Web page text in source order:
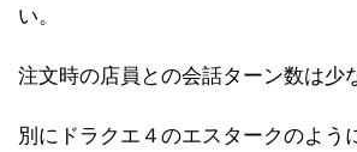
い。
注文時の店員との会話ターン数は少
別にドラクエ４のエスタークのよう